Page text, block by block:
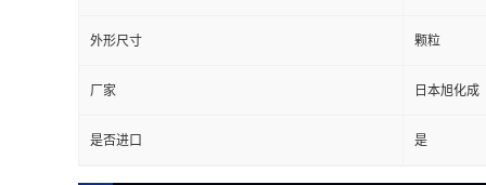
外形尺寸 颗粒
厂家 日本旭化成
是否进口 是